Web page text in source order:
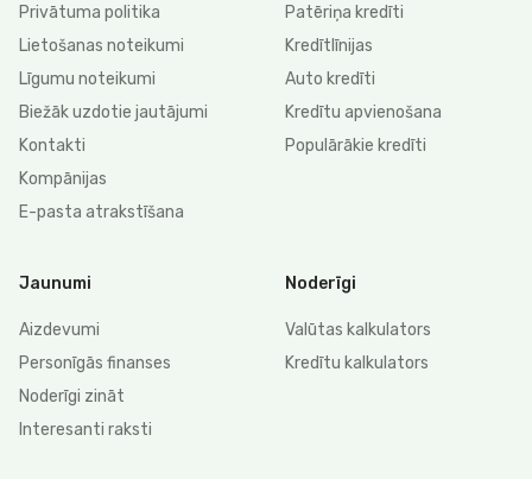
Privātuma politika
Lietošanas noteikumi
Līgumu noteikumi
Biežāk uzdotie jautājumi
Kontakti
Kompānijas
E-pasta atrakstīšana
Patēriņa kredīti
Kredītlīnijas
Auto kredīti
Kredītu apvienošana
Populārākie kredīti
Jaunumi
Aizdevumi
Personīgās finanses
Noderīgi zināt
Interesanti raksti
Noderīgi
Valūtas kalkulators
Kredītu kalkulators